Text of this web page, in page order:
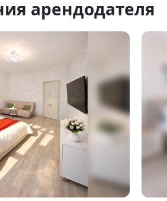
арендодателя